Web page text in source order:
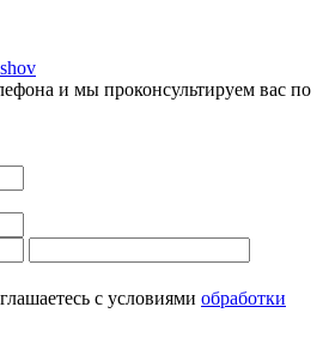
и мы проконсультируем вас по
с условиями обработки